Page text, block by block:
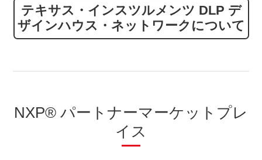
テキサス・インスツルメンツ DLP デ
ザインハウス・ネットワークについて
NXP® パートナーマーケットプレ
イス